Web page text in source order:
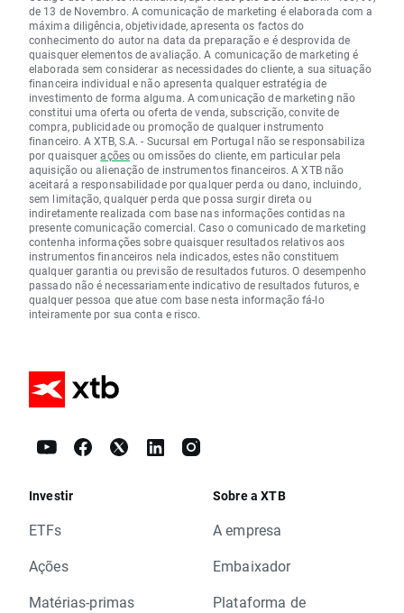
de 13 de Novembro. A comunicação de marketing é elaborada com a
máxima diligência, objetividade, apresenta os factos do
conhecimento do autor na data da preparação e é desprovida de
quaisquer elementos de avaliação. A comunicação de marketing é
elaborada sem considerar as necessidades do cliente, a sua situação
financeira individual e não apresenta qualquer estratégia de
investimento de forma alguma. A comunicação de marketing não
constitui uma oferta ou oferta de venda, subscrição, convite de
compra, publicidade ou promoção de qualquer instrumento
financeiro. A XTB, S.A. - Sucursal em Portugal não se responsabiliza
por quaisqueraçõesou omissões do cliente, em particular pela
aquisição ou alienação de instrumentos financeiros. A XTB não
aceitará a responsabilidade por qualquer perda ou dano, incluindo,
sem limitação, qualquer perda que possa surgir direta ou
indiretamente realizada com base nas informações contidas na
presente comunicação comercial. Caso o comunicado de marketing
contenha informações sobre quaisquer resultados relativos aos
instrumentos financeiros nela indicados, estes não constituem
qualquer garantia ou previsão de resultados futuros. O desempenho
passado não é necessariamente indicativo de resultados futuros, e
qualquer pessoa que atue com base nesta informação fá-lo
inteiramente por sua conta e risco.
Investir
ETFs
Ações
Matérias-primas
Sobre a XTB
A empresa
Embaixador
Plataforma de